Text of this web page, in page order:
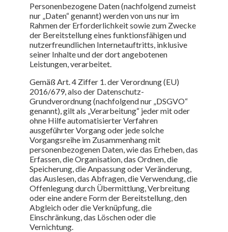
Personenbezogene Daten (nachfolgend zumeist
nur „Daten“ genannt) werden von uns nur im
Rahmen der Erforderlichkeit sowie zum Zwecke
der Bereitstellung eines funktionsfähigen und
nutzerfreundlichen Internetauftritts, inklusive
seiner Inhalte und der dort angebotenen
Leistungen, verarbeitet.
Gemäß Art. 4 Ziffer 1. der Verordnung (EU)
2016/679, also der Datenschutz-
Grundverordnung (nachfolgend nur „DSGVO“
genannt), gilt als „Verarbeitung“ jeder mit oder
ohne Hilfe automatisierter Verfahren
ausgeführter Vorgang oder jede solche
Vorgangsreihe im Zusammenhang mit
personenbezogenen Daten, wie das Erheben, das
Erfassen, die Organisation, das Ordnen, die
Speicherung, die Anpassung oder Veränderung,
das Auslesen, das Abfragen, die Verwendung, die
Offenlegung durch Übermittlung, Verbreitung
oder eine andere Form der Bereitstellung, den
Abgleich oder die Verknüpfung, die
Einschränkung, das Löschen oder die
Vernichtung.